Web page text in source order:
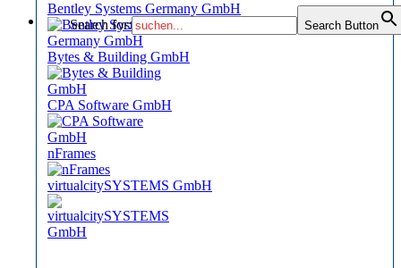
Search for: Search Button
Bentley Systems Germany GmbH
Bytes & Building GmbH
CPA Software GmbH
nFrames
virtualcitySYSTEMS GmbH